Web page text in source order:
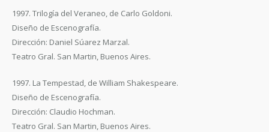
1997. Trilogía del Veraneo, de Carlo Goldoni.
Diseño de Escenografía.
Dirección: Daniel Súarez Marzal.
Teatro Gral. San Martin, Buenos Aires.
1997. La Tempestad, de William Shakespeare.
Diseño de Escenografía.
Dirección: Claudio Hochman.
Teatro Gral. San Martin, Buenos Aires.